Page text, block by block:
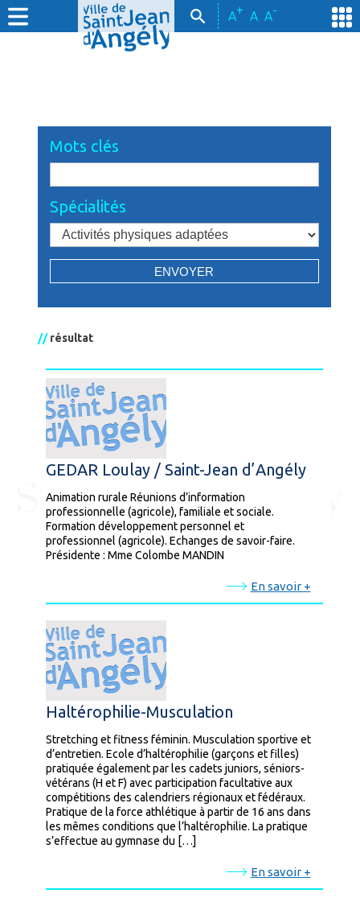
A+ A A-
Mots clés
Spécialités
//résultat
GEDAR Loulay / Saint-Jean d’Angély
Animation rurale Réunions d’information
professionnelle (agricole), familiale et sociale.
Formation développement personnel et
professionnel (agricole). Echanges de savoir-faire.
Présidente : Mme Colombe MANDIN
En savoir +
Haltérophilie-Musculation
Stretching et fitness féminin. Musculation sportive et
d’entretien. Ecole d’haltérophilie (garçons et filles)
pratiquée également par les cadets juniors, séniors-
vétérans (H et F) avec participation facultative aux
compétitions des calendriers régionaux et fédéraux.
Pratique de la force athlétique à partir de 16 ans dans
les mêmes conditions que l’haltérophilie. La pratique
s’effectue au gymnase du […]
En savoir +